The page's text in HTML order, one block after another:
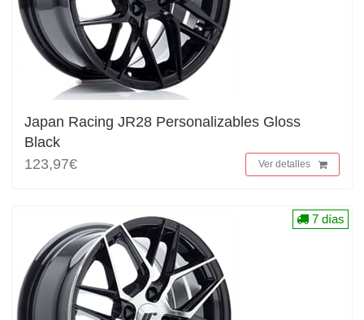
Japan Racing JR28 Personalizables Gloss
Black
123,97€
Ver detalles
7 días